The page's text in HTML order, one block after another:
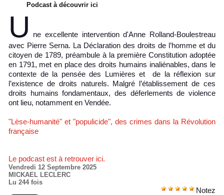
Podcast à découvrir ici
U
ne excellente intervention d'Anne Rolland-Boulestreau
avec Pierre Serna. La Déclaration des droits de l’homme et du
citoyen de 1789, préambule à la première Constitution adoptée
en 1791, met en place des droits humains inaliénables, dans le
contexte de la pensée des Lumières et de la réflexion sur
l’existence de droits naturels. Malgré l’établissement de ces
droits humains fondamentaux, des déferlements de violence
ont lieu, notamment en Vendée.
"Lèse-humanité" et "populicide", des crimes dans la Révolution
française
Le podcast est à retrouver ici.
Vendredi 12 Septembre 2025
MICKAEL LECLERC
Lu 244 fois
Notez